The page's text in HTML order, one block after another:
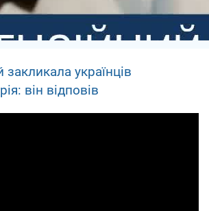
закликала українців
він відповів